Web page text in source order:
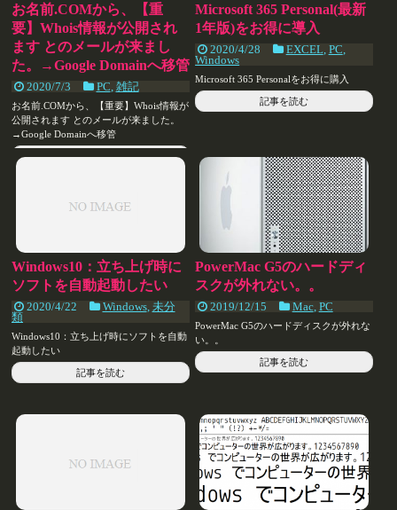
お名前.COMから、【重
要】Whois情報が公開され
ます とのメールが来まし
た。→Google Domainへ移管
2020/7/3 PC 雑記
お名前.COMから、【重要】Whois情報が
公開されます とのメールが来ました。
→Google Domainへ移管
記事を読む
Microsoft 365 Personal(最新
1年版)をお得に導入
2020/4/28 EXCEL, PC
Windows
Microsoft 365 Personalをお得に購入
記事を読む
Windows10：立ち上げ時に
ソフトを自動起動したい
2020/4/22 Windows, 未分
類
Windows10：立ち上げ時にソフトを自動
起動したい
記事を読む
PowerMac G5のハードディ
スクが外れない。。
2019/12/15 Mac, PC
PowerMac G5のハードディスクが外れな
い。。
記事を読む